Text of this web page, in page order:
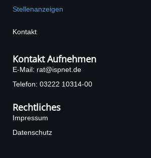
Stellenanzeigen
Kontakt
Kontakt Aufnehmen
E-Mail: rat@ispnet.de
Telefon: 03222 10314-00
Rechtliches
Impressum
Datenschutz